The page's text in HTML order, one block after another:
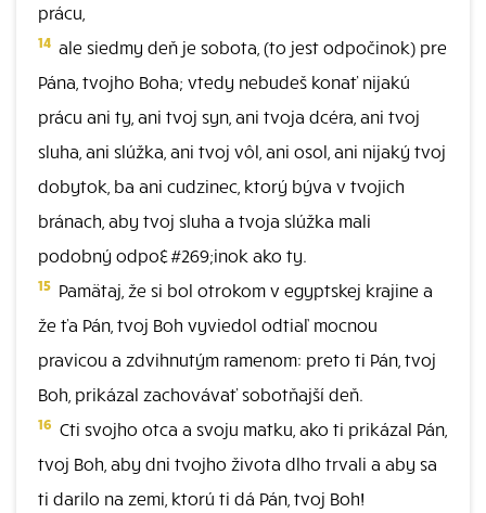
prácu,
14 ale siedmy deň je sobota, (to jest odpočinok) pre
Pána, tvojho Boha; vtedy nebudeš konať nijakú
prácu ani ty, ani tvoj syn, ani tvoja dcéra, ani tvoj
sluha, ani slúžka, ani tvoj vôl, ani osol, ani nijaký tvoj
dobytok, ba ani cudzinec, ktorý býva v tvojich
bránach, aby tvoj sluha a tvoja slúžka mali
podobný odpo&#269;inok ako ty.
15 Pamätaj, že si bol otrokom v egyptskej krajine a
že ťa Pán, tvoj Boh vyviedol odtiaľ mocnou
pravicou a zdvihnutým ramenom: preto ti Pán, tvoj
Boh, prikázal zachovávať sobotňajší deň.
16 Cti svojho otca a svoju matku, ako ti prikázal Pán,
tvoj Boh, aby dni tvojho života dlho trvali a aby sa
ti darilo na zemi, ktorú ti dá Pán, tvoj Boh!